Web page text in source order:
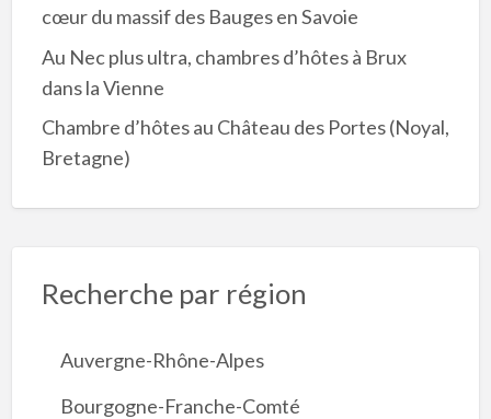
cœur du massif des Bauges en Savoie
Au Nec plus ultra, chambres d’hôtes à Brux
dans la Vienne
Chambre d’hôtes au Château des Portes (Noyal,
Bretagne)
Recherche par région
Auvergne-Rhône-Alpes
Bourgogne-Franche-Comté